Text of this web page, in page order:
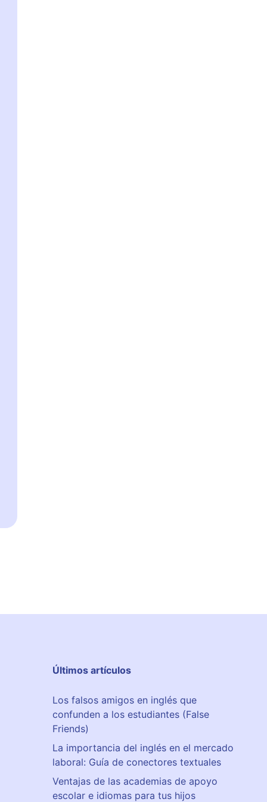
Últimos artículos
Los falsos amigos en inglés que
confunden a los estudiantes (False
Friends)
La importancia del inglés en el mercado
laboral: Guía de conectores textuales
Ventajas de las academias de apoyo
escolar e idiomas para tus hijos